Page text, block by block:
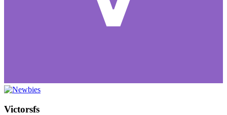
Victorsfs